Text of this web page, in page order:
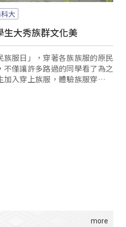
大
生大秀族群文化美
族服日」，穿著各族族服的原民
僅讓許多路過的同學看了為之
入穿上族服，體驗族服穿在身